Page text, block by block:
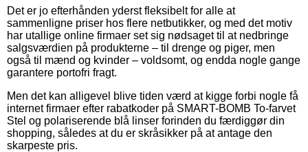
Det er jo efterhånden yderst fleksibelt for alle at
sammenligne priser hos flere netbutikker, og med det motiv
har utallige online firmaer set sig nødsaget til at nedbringe
salgsværdien på produkterne – til drenge og piger, men
også til mænd og kvinder – voldsomt, og endda nogle gange
garantere portofri fragt.
Men det kan alligevel blive tiden værd at kigge forbi nogle få
internet firmaer efter rabatkoder på SMART-BOMB To-farvet
Stel og polariserende blå linser forinden du færdiggør din
shopping, således at du er skråsikker på at antage den
skarpeste pris.